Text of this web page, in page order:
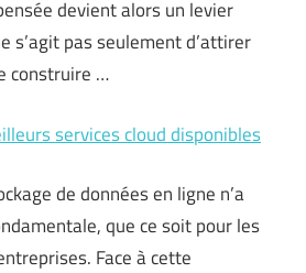
devient alors un levier
s’agit pas seulement d’attirer
construire …
services cloud disponibles
de données en ligne n’a
que ce soit pour les
Face à cette